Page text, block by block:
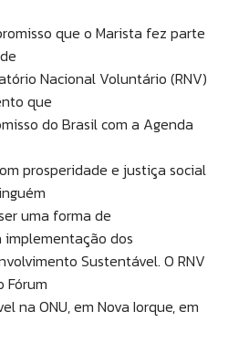
que o Marista fez parte
Nacional Voluntário (RNV)
que
do Brasil com a Agenda
prosperidade e justiça social
uma forma de
dos
Sustentável. O RNV
Fórum
na ONU, em Nova Iorque, em